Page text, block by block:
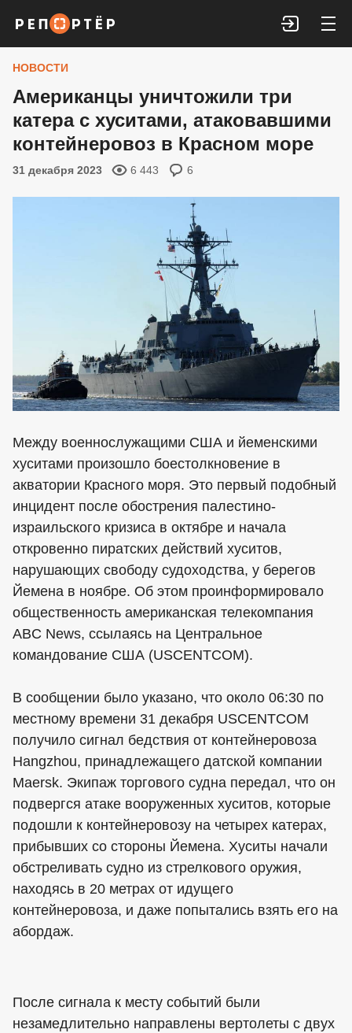
Войти
НОВОСТИ
Американцы уничтожили три
катера с хуситами, атаковавшими
контейнеровоз в Красном море
31 декабря 2023 6 443 6
Между военнослужащими США и йеменскими
хуситами произошло боестолкновение в
акватории Красного моря. Это первый подобный
инцидент после обострения палестино-
израильского кризиса в октябре и начала
откровенно пиратских действий хуситов,
нарушающих свободу судоходства, у берегов
Йемена в ноябре. Об этом проинформировало
общественность американская телекомпания
ABC News, ссылаясь на Центральное
командование США (USCENTCOM).
В сообщении было указано, что около 06:30 по
местному времени 31 декабря USCENTCOM
получило сигнал бедствия от контейнеровоза
Hangzhou, принадлежащего датской компании
Maersk. Экипаж торгового судна передал, что он
подвергся атаке вооруженных хуситов, которые
подошли к контейнеровозу на четырех катерах,
прибывших со стороны Йемена. Хуситы начали
обстреливать судно из стрелкового оружия,
находясь в 20 метрах от идущего
контейнеровоза, и даже попытались взять его на
абордаж.
После сигнала к месту событий были
незамедлительно направлены вертолеты с двух